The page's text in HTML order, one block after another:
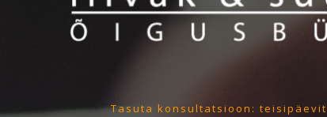
Tasuta konsultatsioon: